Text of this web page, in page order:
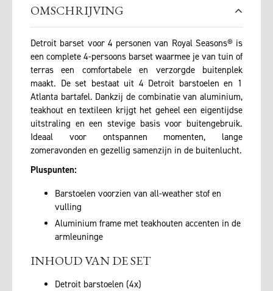
OMSCHRIJVING
Detroit barset voor 4 personen van Royal Seasons® is
een complete 4-persoons barset waarmee je van tuin of
terras een comfortabele en verzorgde buitenplek
maakt. De set bestaat uit 4 Detroit barstoelen en 1
Atlanta bartafel. Dankzij de combinatie van aluminium,
teakhout en textileen krijgt het geheel een eigentijdse
uitstraling en een stevige basis voor buitengebruik.
Ideaal voor ontspannen momenten, lange
zomeravonden en gezellig samenzijn in de buitenlucht.
Pluspunten:
Barstoelen voorzien van all-weather stof en
vulling
Aluminium frame met teakhouten accenten in de
armleuninge
INHOUD VAN DE SET
Detroit barstoelen (4x)